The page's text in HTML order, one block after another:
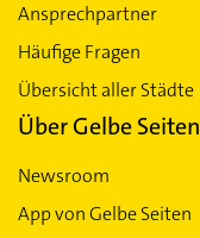
Ansprechpartner
Häufige Fragen
Übersicht aller Städte
Über Gelbe Seiten
Newsroom
App von Gelbe Seiten